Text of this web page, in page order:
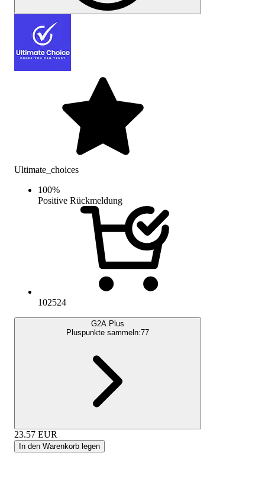
Ultimate_choices
100%
Positive Rückmeldung
102524
G2A Plus
Pluspunkte sammeln:77
23.57 EUR
In den Warenkorb legen